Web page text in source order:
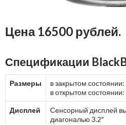
Цена 16500 рублей.
Спецификации
Размеры
в закрытом
в открытом
Дисплей
Сенсорный дисплей
диагональю 3.2″